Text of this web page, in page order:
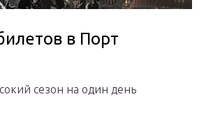
в Порт
сезон на один день